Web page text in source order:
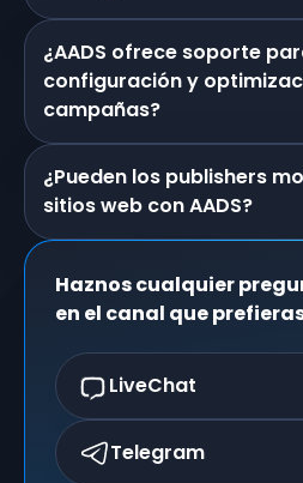
¿AADS ofrece soporte
configuración y
campañas?
¿Pueden los publishers
sitios web con AADS?
Haznos cualquier
en el canal que
LiveChat
Telegram